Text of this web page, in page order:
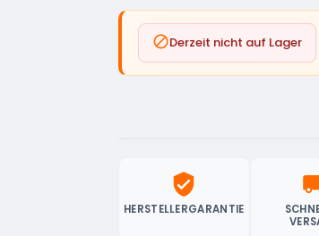
Derzeit nicht auf Lager
verified_user
HERSTELLERGARANTIE